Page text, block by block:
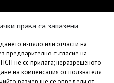
права са запазени.
изцяло или отчасти на
предварително съгласие на
не се прилага; неразрешеното
на компенсация от ползвателя